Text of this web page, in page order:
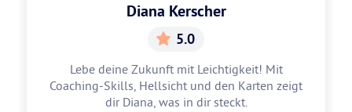
Diana Kerscher
5.0
Lebe deine Zukunft mit Leichtigkeit! Mit
Coaching-Skills, Hellsicht und den Karten zeigt
dir Diana, was in dir steckt.